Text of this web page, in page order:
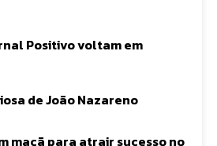
Positivo voltam em
de João Nazareno
maçã para atrair sucesso no